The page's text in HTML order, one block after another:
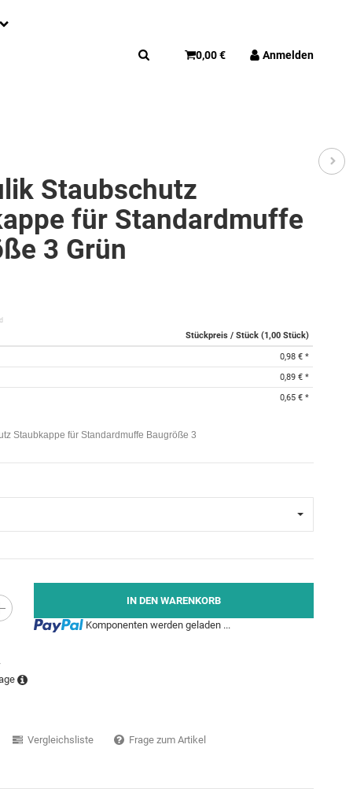
0,00 € Anmelden
Staubschutz
für Standardmuffe
3 Grün
Stückpreis / Stück (1,00 Stück)
0,98 €*
0,89 €*
0,65 €*
Staubkappe für Standardmuffe Baugröße 3
IN DEN WARENKORB
Loading...
Komponenten werden geladen ...
Vergleichsliste Frage zum Artikel